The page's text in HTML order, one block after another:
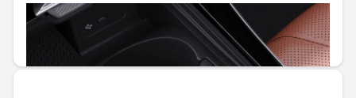
Не е налично онлайн
50,82 € / 99,40 лв.